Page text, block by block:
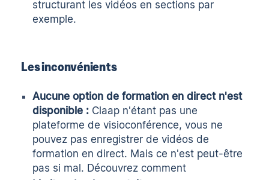
structurant les vidéos en sections par
exemple.
Les inconvénients
Aucune option de formation en direct n'est
disponible : Claap n'étant pas une
plateforme de visioconférence, vous ne
pouvez pas enregistrer de vidéos de
formation en direct. Mais ce n'est peut-être
pas si mal. Découvrez comment